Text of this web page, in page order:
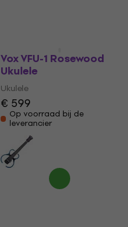
Vox VFU-1 Rosewood
Ukulele
Ukulele
€ 599
Op voorraad bij de
leverancier